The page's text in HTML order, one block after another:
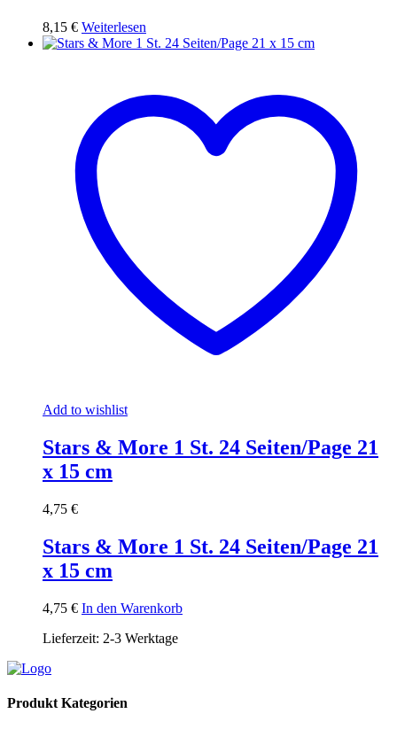
8,15 € Weiterlesen
Add to wishlist
Stars & More 1 St. 24 Seiten/Page 21
x 15 cm
4,75 €
Stars & More 1 St. 24 Seiten/Page 21
x 15 cm
4,75 € In den Warenkorb
Lieferzeit: 2-3 Werktage
Produkt Kategorien